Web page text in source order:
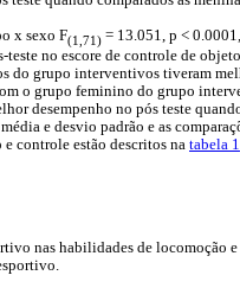
x sexo F(1,71) = 13.051, p <
no escore de controle de
do grupo interventivos tiveram
o grupo feminino do grupo
desempenho no pós teste
e desvio padrão e as
controle estão descritos na tabela 1
nas habilidades de locomoção